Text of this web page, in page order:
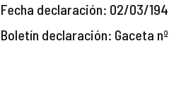
Fecha declaración: 02/03/
Boletín declaración: Gaceta